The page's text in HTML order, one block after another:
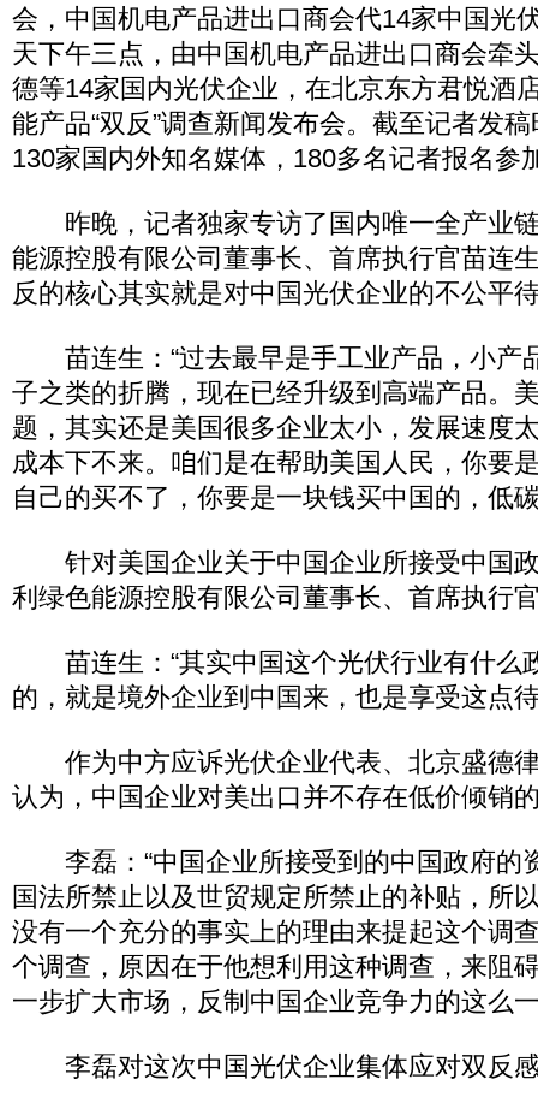
会，中国机电产品进出口商会代14家中国光
天下午三点，由中国机电产品进出口商会牵
德等14家国内光伏企业，在北京东方君悦酒
能产品“双反”调查新闻发布会。截至记者发
130家国内外知名媒体，180多名记者报名参
昨晚，记者独家专访了国内唯一全产业
能源控股有限公司董事长、首席执行官苗连
反的核心其实就是对中国光伏企业的不公平
苗连生：“过去最早是手工业产品，小产
子之类的折腾，现在已经升级到高端产品。
题，其实还是美国很多企业太小，发展速度
成本下不来。咱们是在帮助美国人民，你要
自己的买不了，你要是一块钱买中国的，低
针对美国企业关于中国企业所接受中国
利绿色能源控股有限公司董事长、首席执行
苗连生：“其实中国这个光伏行业有什么
的，就是境外企业到中国来，也是享受这点
作为中方应诉光伏企业代表、北京盛德
认为，中国企业对美出口并不存在低价倾销
李磊：“中国企业所接受到的中国政府的
国法所禁止以及世贸规定所禁止的补贴，所
没有一个充分的事实上的理由来提起这个调
个调查，原因在于他想利用这种调查，来阻
一步扩大市场，反制中国企业竞争力的这么
李磊对这次中国光伏企业集体应对双反